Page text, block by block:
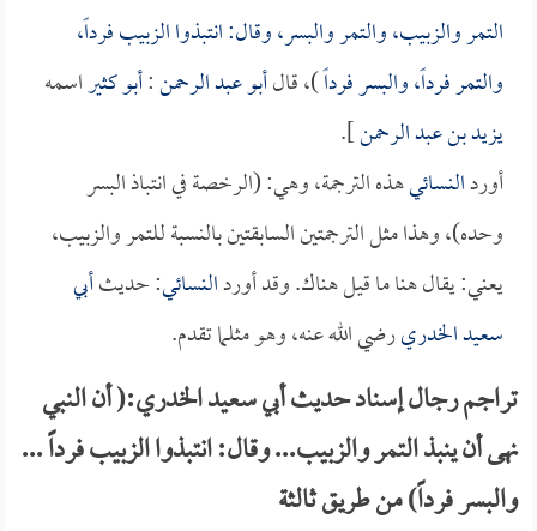
التمر والزبيب، والتمر والبسر، وقال: انتبذوا الزبيب فرداً،
والتمر فرداً، والبسر فرداً)، قالأبو عبد الرحمن:أبو كثيراسمه
يزيد بن عبد الرحمن].
أوردالنسائيهذه الترجمة، وهي: (الرخصة في انتباذ البسر
وحده)، وهذا مثل الترجمتين السابقتين بالنسبة للتمر والزبيب،
يعني: يقال هنا ما قيل هناك. وقد أوردالنسائي: حديثأبي
سعيد الخدريرضي الله عنه، وهو مثلما تقدم.
تراجم رجال إسناد حديث أبي سعيد الخدري:( أن النبي
نهى أن ينبذ التمر والزبيب... وقال: انتبذوا الزبيب فرداً ...
والبسر فرداً) من طريق ثالثة